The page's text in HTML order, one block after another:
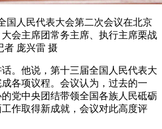
人民代表大会第二次会议在北京
会主席团常务主席、执行主席栗战
者 庞兴雷 摄
他说，第十三届全国人民代表大
各项议程。会议认为，过去的一
党中央团结带领全国各族人民砥砺
作取得新成就，会议对此高度评